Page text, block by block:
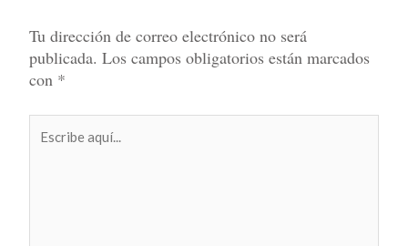
Tu dirección de correo electrónico no será
publicada. Los campos obligatorios están marcados
con *
aquí...